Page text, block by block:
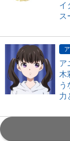
イ
ス
ア
木
う
力